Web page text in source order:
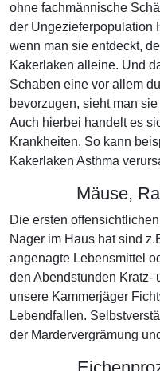
ohne fachmännische
der Ungezieferpopulation
wenn man sie entdeckt,
Kakerlaken alleine. Und
Schaben eine vor allem
bevorzugen, sieht man
Auch hierbei handelt es
Krankheiten. So kann
Kakerlaken Asthma
Mäuse,
Die ersten
Nager im Haus hat sind
angenagte Lebensmittel
den Abendstunden Kratz-
unsere Kammerjäger
Lebendfallen.
der Mardervergrämung